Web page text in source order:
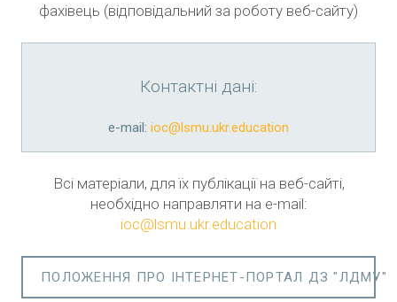
фахівець (відповідальний за роботу веб-сайту)
Контактні дані:
е-mail: ioc@lsmu.ukr.education
Всі матеріали, для їх публікації на веб-сайті,
необхідно направляти на e-mail:
ioc@lsmu.ukr.education
ПОЛОЖЕННЯ ПРО ІНТЕРНЕТ-ПОРТАЛ ДЗ "ЛДМУ"